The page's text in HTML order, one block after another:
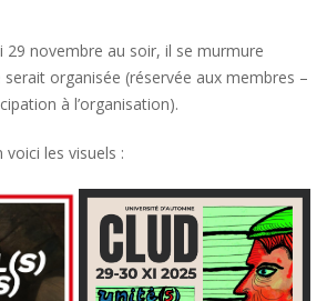
29 novembre au soir, il se murmure
serait organisée (réservée aux membres –
à l’organisation).
les visuels :